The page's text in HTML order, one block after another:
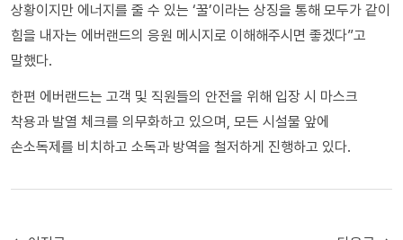
상황이지만 에너지를 줄 수 있는 ‘꿀’이라는 상징을 통해 모두가 같이
힘을 내자는 에버랜드의 응원 메시지로 이해해주시면 좋겠다”고
말했다.
한편 에버랜드는 고객 및 직원들의 안전을 위해 입장 시 마스크
착용과 발열 체크를 의무화하고 있으며, 모든 시설물 앞에
손소독제를 비치하고 소독과 방역을 철저하게 진행하고 있다.